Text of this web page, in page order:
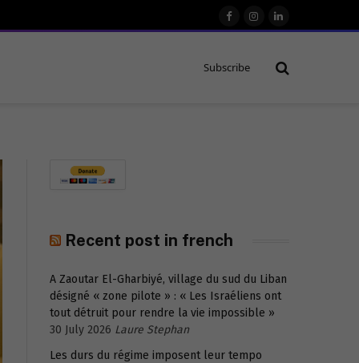
FacebookInstagram
LinkedIn
Subscribe
Recent post in french
A Zaoutar El-Gharbiyé, village du sud du Liban
désigné « zone pilote » : « Les Israéliens ont
tout détruit pour rendre la vie impossible »
30 July 2026 Laure Stephan
Les durs du régime imposent leur tempo